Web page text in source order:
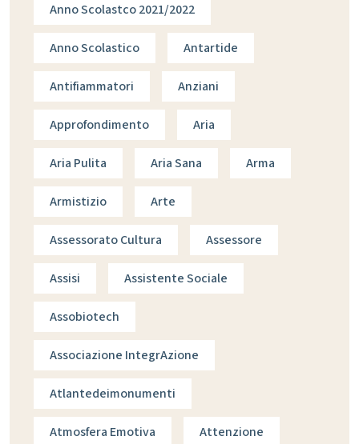
Anno Scolastco 2021/2022
Anno Scolastico Antartide
Antifiammatori Anziani
Approfondimento Aria
Aria Pulita Aria Sana Arma
Armistizio Arte
Assessorato Cultura Assessore
Assisi Assistente Sociale
Assobiotech
Associazione IntegrAzione
Atlantedeimonumenti
Atmosfera Emotiva Attenzione